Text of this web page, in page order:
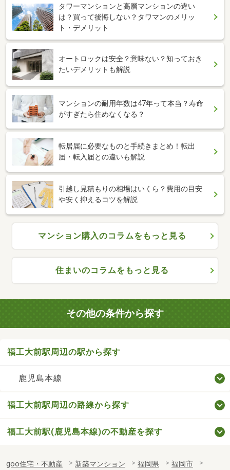
タワーマンションと高層マンションの違い
は？買って後悔しない？タワマンのメリッ
ト・デメリット
オートロックは安全？意味ない？知っておき
たいデメリットも解説
マンションの耐用年数は47年って本当？寿命
がすぎたら住めなくなる？
転居届に必要なものと手続きまとめ！転出
届・転入届との違いも解説
引越し見積もりの相場はいくら？費用の目安
や安く抑えるコツを解説
マンション購入のコラムをもっと見る
住まいのコラムをもっと見る
その他の条件から探す
福工大前駅周辺の駅から探す
鹿児島本線
福工大前駅周辺の路線から探す
福工大前駅(鹿児島本線)の不動産を探す
goo住宅・不動産 新築マンション 福岡県
福岡市